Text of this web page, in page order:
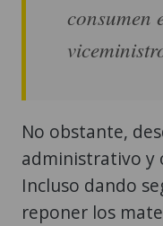
consumen
No obstante,
administrativo y
Incluso dando
reponer los